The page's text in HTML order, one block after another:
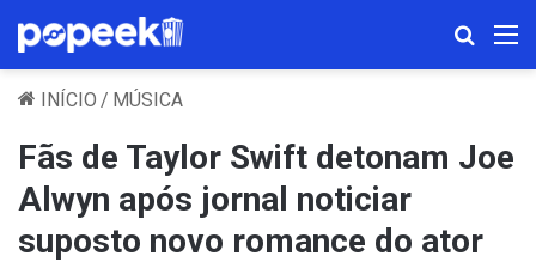
INÍCIO / MÚSICA
Fãs de Taylor Swift detonam Joe
Alwyn após jornal noticiar
suposto novo romance do ator